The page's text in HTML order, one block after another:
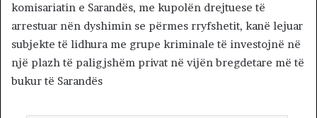
komisariatin e Sarandës, me kupolën drejtuese të
arrestuar nën dyshimin se përmes rryfshetit, kanë lejuar
subjekte të lidhura me grupe kriminale të investojnë në
një plazh të paligjshëm privat në vijën bregdetare më të
bukur të Sarandës